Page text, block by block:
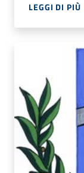
LEGGI DI PIÙ